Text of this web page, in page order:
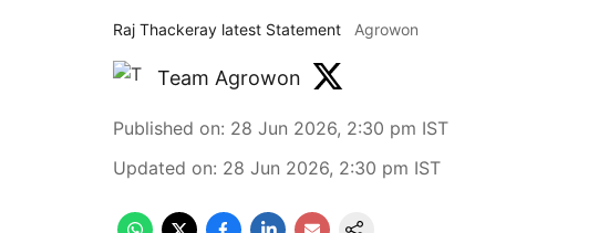
Raj Thackeray latest Statement Agrowon
Team Agrowon
Published on: 28 Jun 2026, 2:30 pm IST
Updated on: 28 Jun 2026, 2:30 pm IST